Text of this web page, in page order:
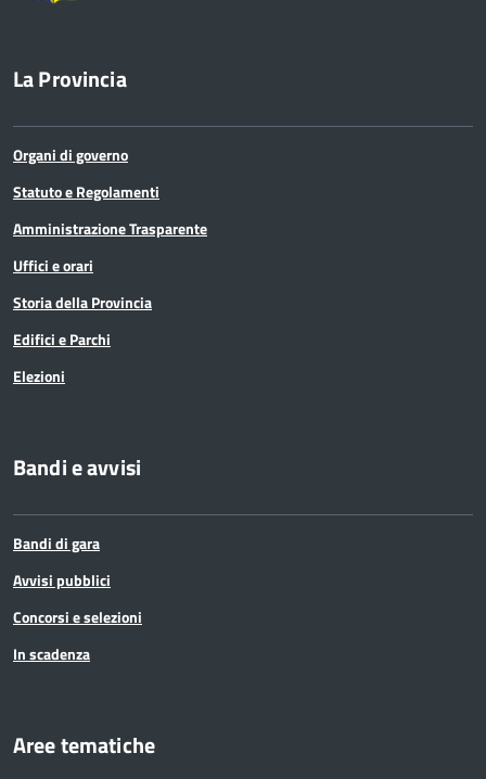
La Provincia
Organi di governo
Statuto e Regolamenti
Amministrazione Trasparente
Uffici e orari
Storia della Provincia
Edifici e Parchi
Elezioni
Bandi e avvisi
Bandi di gara
Avvisi pubblici
Concorsi e selezioni
In scadenza
Aree tematiche